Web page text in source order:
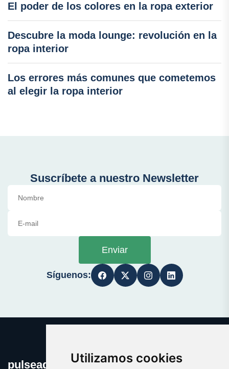
Utilizamos cookies
El poder de los colores en la ropa exterior
Descubre la moda lounge: revolución en la
ropa interior
Los errores más comunes que cometemos
al elegir la ropa interior
Suscríbete a nuestro Newsletter
Enviar
Síguenos:
pulseaqui.es